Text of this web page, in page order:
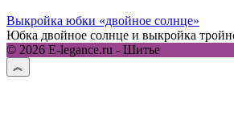
Выкройка юбки «двойное солнце»
Юбка двойное солнце и выкройка
© 2026 E-legance.ru - Шитье